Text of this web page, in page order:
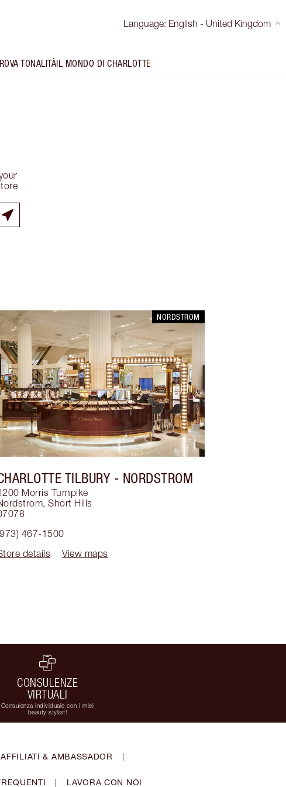
Language: English - United Kingdom
TONALITÀIL MONDO DI CHARLOTTE
NORDSTROM
TILBURY - NORDSTROM
Morris Turnpike
,Short Hills
467-1500
details
View maps
CONSULENZE
VIRTUALI
Consulenza individuale con i miei
beauty stylist!
& AMBASSADOR |
| LAVORA CON NOI